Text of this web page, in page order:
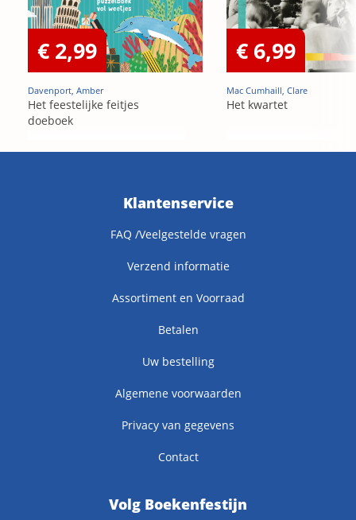
€ 2,99
Davenport, Amber
Het feestelijke feitjes
doeboek
€ 6,99
Mac Cumhaill, Clare
Het kwartet
Klantenservice
FAQ /Veelgestelde vragen
Verzend informatie
Assortiment en Voorraad
Betalen
Uw bestelling
Algemene voorwaarden
Privacy van gegevens
Contact
Volg Boekenfestijn